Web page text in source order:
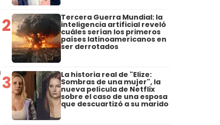
2 Tercera Guerra Mundial: la
inteligencia artificial reveló
cuáles serían los primeros
países latinoamericanos en
ser derrotados
3 La historia real de "Elize:
Sombras de una mujer", la
nueva película de Netflix
sobre el caso de una esposa
que descuartizó a su marido